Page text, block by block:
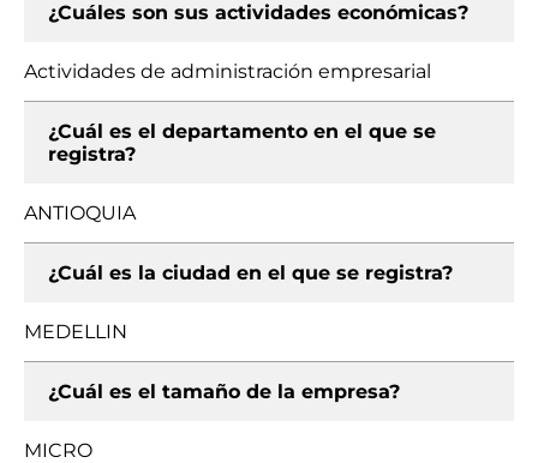
¿Cuáles son sus actividades económicas?
Actividades de administración empresarial
¿Cuál es el departamento en el que se
registra?
ANTIOQUIA
¿Cuál es la ciudad en el que se registra?
MEDELLIN
¿Cuál es el tamaño de la empresa?
MICRO